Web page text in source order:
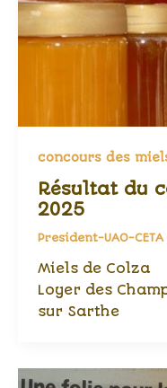
concours des
Résultat du
2025
President-UAO-CETA
Miels de Colza
Loyer des
sur Sarthe